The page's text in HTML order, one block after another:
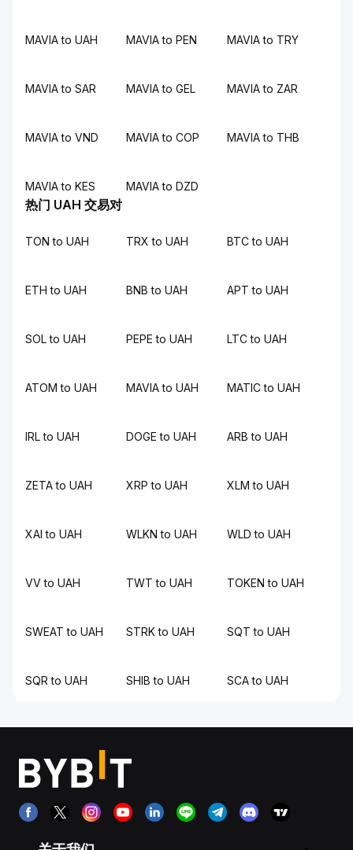
MAVIA to UAH MAVIA to PEN MAVIA to TRY
MAVIA to SAR MAVIA to GEL MAVIA to ZAR
MAVIA to VND MAVIA to COP MAVIA to THB
MAVIA to KES MAVIA to DZD
热门 UAH 交易对
TON to UAH TRX to UAH BTC to UAH
ETH to UAH BNB to UAH APT to UAH
SOL to UAH PEPE to UAH LTC to UAH
ATOM to UAH MAVIA to UAH MATIC to UAH
IRL to UAH DOGE to UAH ARB to UAH
ZETA to UAH XRP to UAH XLM to UAH
XAI to UAH WLKN to UAH WLD to UAH
VV to UAH TWT to UAH TOKEN to UAH
SWEAT to UAH STRK to UAH SQT to UAH
SQR to UAH SHIB to UAH SCA to UAH